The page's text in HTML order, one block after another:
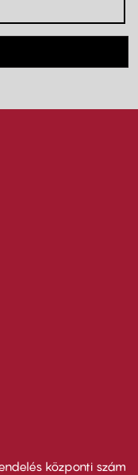
központi szám